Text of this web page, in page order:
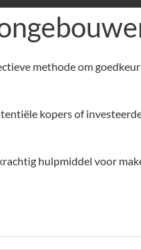
methode om
kopers of
hulpmiddel voor